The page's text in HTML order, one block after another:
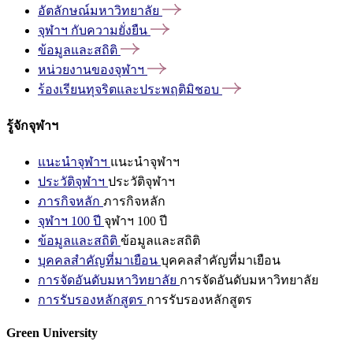
อัตลักษณ์มหาวิทยาลัย
จุฬาฯ กับความยั่งยืน
ข้อมูลและสถิติ
หน่วยงานของจุฬาฯ
ร้องเรียนทุจริตและประพฤติมิชอบ
รู้จักจุฬาฯ
แนะนำจุฬาฯ แนะนำจุฬาฯ
ประวัติจุฬาฯ ประวัติจุฬาฯ
ภารกิจหลัก ภารกิจหลัก
จุฬาฯ 100 ปี จุฬาฯ 100 ปี
ข้อมูลและสถิติ ข้อมูลและสถิติ
บุคคลสำคัญที่มาเยือน บุคคลสำคัญที่มาเยือน
การจัดอันดับมหาวิทยาลัย การจัดอันดับมหาวิทยาลัย
การรับรองหลักสูตร การรับรองหลักสูตร
Green University